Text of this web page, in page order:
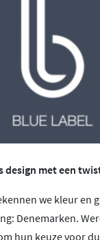
design met een
we kleur en
Denemarken.
hun keuze voor